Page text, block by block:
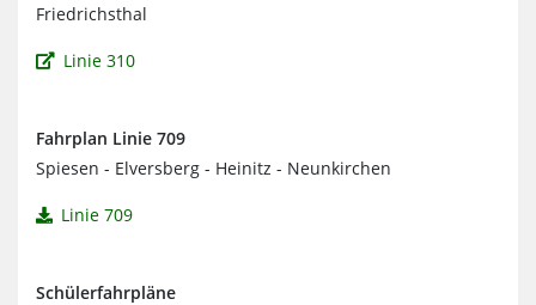
Friedrichsthal
Linie 310
Fahrplan Linie 709
Spiesen - Elversberg - Heinitz - Neunkirchen
Linie 709
Schülerfahrpläne